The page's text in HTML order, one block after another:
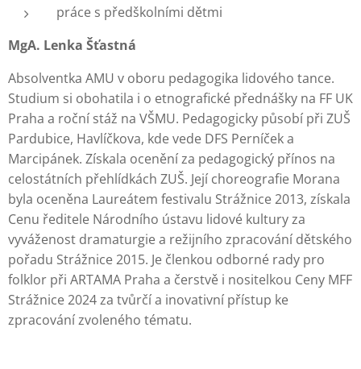
práce s předškolními dětmi
MgA. Lenka Šťastná
Absolventka AMU v oboru pedagogika lidového tance.
Studium si obohatila i o etnografické přednášky na FF UK
Praha a roční stáž na VŠMU. Pedagogicky působí při ZUŠ
Pardubice, Havlíčkova, kde vede DFS Perníček a
Marcipánek. Získala ocenění za pedagogický přínos na
celostátních přehlídkách ZUŠ. Její choreografie Morana
byla oceněna Laureátem festivalu Strážnice 2013, získala
Cenu ředitele Národního ústavu lidové kultury za
vyváženost dramaturgie a režijního zpracování dětského
pořadu Strážnice 2015. Je členkou odborné rady pro
folklor při ARTAMA Praha a čerstvě i nositelkou Ceny MFF
Strážnice 2024 za tvůrčí a inovativní přístup ke
zpracování zvoleného tématu.